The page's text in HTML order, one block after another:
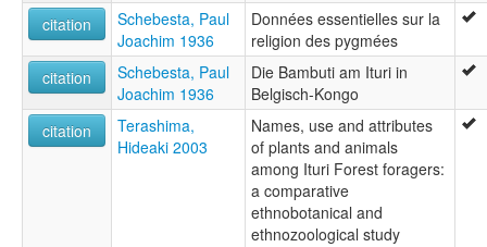
citation
Schebesta, Paul
Joachim 1936
Données essentielles sur la
religion des pygmées
citation
Schebesta, Paul
Joachim 1936
Die Bambuti am Ituri in
Belgisch-Kongo
citation
Terashima,
Hideaki 2003
Names, use and attributes
of plants and animals
among Ituri Forest foragers:
a comparative
ethnobotanical and
ethnozoological study